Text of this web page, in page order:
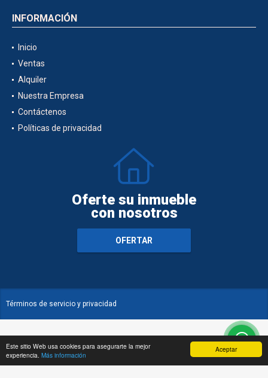
Aceptar
Este sitio Web usa cookies para asegurarte la mejor
experiencia. Más información
INFORMACIÓN
Inicio
Ventas
Alquiler
Nuestra Empresa
Contáctenos
Políticas de privacidad
Oferte su inmueble
con nosotros
OFERTAR
Términos de servicio y privacidad